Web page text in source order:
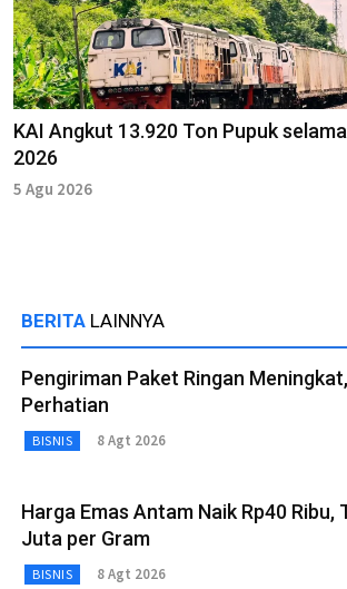
KAI Angkut 13.920 Ton Pupuk
2026
5 Agu 2026
BERITA LAINNYA
Pengiriman Paket Ringan
Perhatian
BISNIS 8 Agt 2026
Harga Emas Antam Naik Rp40 Ribu,
Juta per Gram
BISNIS 8 Agt 2026